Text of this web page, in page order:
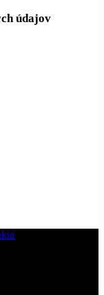
údajov